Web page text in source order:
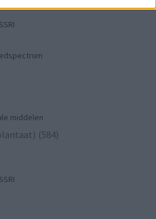
middelen
(584)